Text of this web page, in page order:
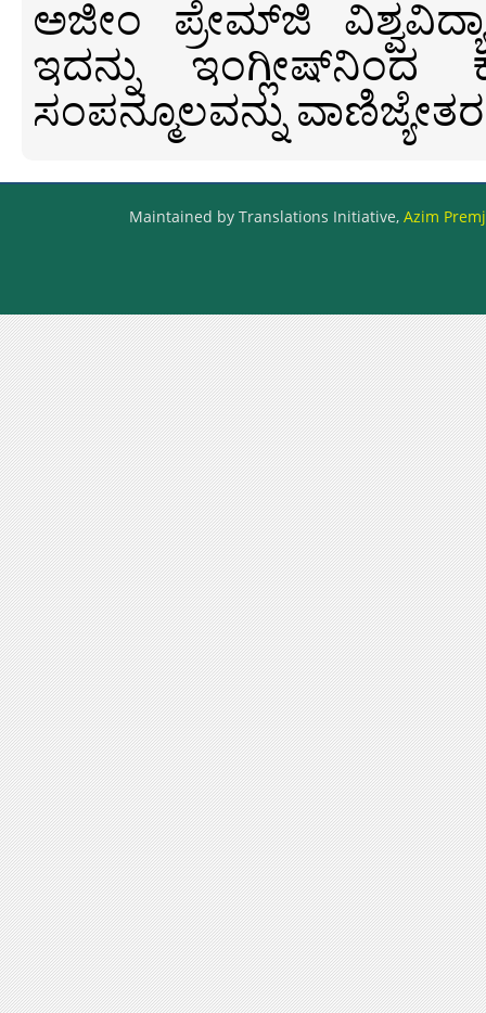
ಅಜೀಂ ಪ್ರೇಮ್‍ಜಿ
ಇದನ್ನು ಇಂಗ್ಲೀಷ್‍ನಿಂದ
ಸಂಪನ್ಮೂಲವನ್ನು
Maintained by Translations Initiative, Azim